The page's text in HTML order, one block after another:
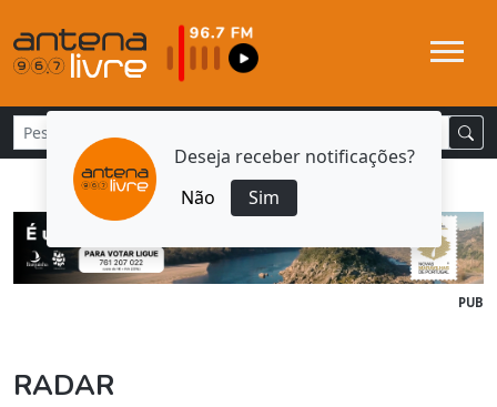
Deseja receber notificações?
Não
Sim
PUB
RADAR